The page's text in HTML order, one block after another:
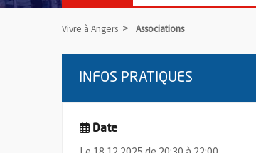
Vivre à Angers Associations
INFOS PRATIQUES
Date